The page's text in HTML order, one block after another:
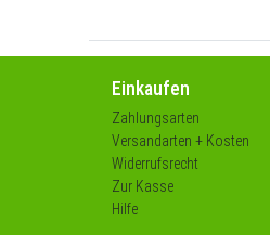
Einkaufen
Zahlungsarten
Versandarten + Kosten
Widerrufsrecht
Zur Kasse
Hilfe